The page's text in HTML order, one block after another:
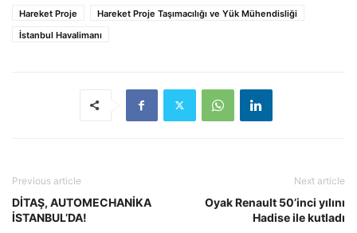
Hareket Proje
Hareket Proje Taşımacılığı ve Yük Mühendisliği
İstanbul Havalimanı
Previous article
DİTAŞ, AUTOMECHANİKA
İSTANBUL’DA!
Next article
Oyak Renault 50’inci yılını
Hadise ile kutladı